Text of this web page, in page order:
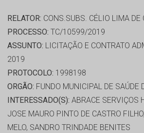
RELATOR: CONS.SUBS. CÉLIO LIMA DE
PROCESSO: TC/10599/2019
ASSUNTO: LICITAÇÃO E CONTRATO
2019
PROTOCOLO: 1998198
ORGÃO: FUNDO MUNICIPAL DE SAÚDE
INTERESSADO(S): ABRACE SERVIÇOS
JOSE MAURO PINTO DE CASTRO
MELO, SANDRO TRINDADE BENITES